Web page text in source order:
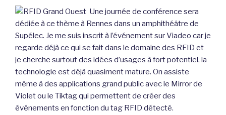
Une journée de conférence sera
dédiée à ce thème à Rennes dans un amphithéâtre de
Supélec. Je me suis inscrit à l’événement sur Viadeo car je
regarde déjà ce qui se fait dans le domaine des RFID et
je cherche surtout des idées d’usages à fort potentiel, la
technologie est déjà quasiment mature. On assiste
même à des applications grand public avec le Mirror de
Violet ou le Tiktag qui permettent de créer des
événements en fonction du tag RFID détecté.